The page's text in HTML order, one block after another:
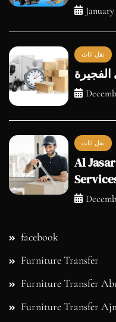
نقل اثاث
نقل اثاث
Al
Services
facebook
Furniture Transfer
Furniture Transfer
Furniture Transfer Al
Furniture Transfer